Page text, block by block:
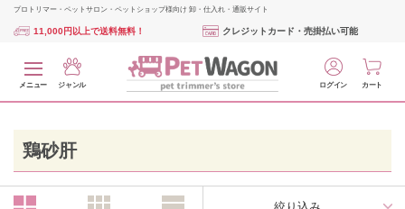
プロトリマー・ペットサロン・ペットショップ様向け 卸・仕入れ・通販サイト
11,000円以上で送料無料！ クレジットカード・売掛払い可能
メニュー ジャンル ログイン カート
鶏砂肝